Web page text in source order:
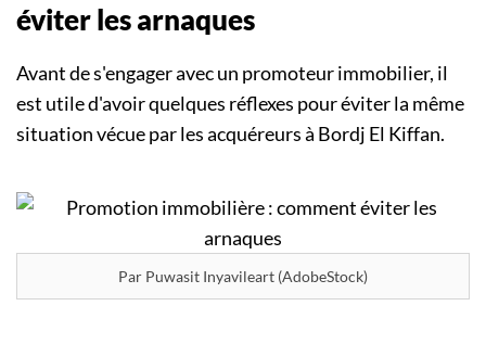
éviter les arnaques
Avant de s'engager avec un promoteur immobilier, il
est utile d'avoir quelques réflexes pour éviter la même
situation vécue par les acquéreurs à Bordj El Kiffan.
Par Puwasit Inyavileart (AdobeStock)